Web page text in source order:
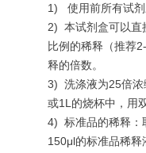
1)
使用前所有试
2) 本试剂盒可以直
比例的稀释（推荐
释的倍数。
3) 洗涤液为25倍
或1L的烧杯中，用
4) 标准品的稀释：
150μl的标准品稀释